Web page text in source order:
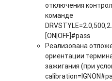
отключения
команде
[ON|OFF]#pass
Реализована
ориентации
зажигания (при